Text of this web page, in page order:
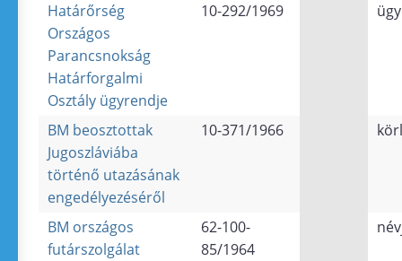
Határőrség
Országos
Parancsnokság
Határforgalmi
Osztály ügyrendje
10-292/1969
BM beosztottak
Jugoszláviába
történő utazásának
engedélyezéséről
10-371/1966
BM országos
futárszolgálat
62-100-
85/1964